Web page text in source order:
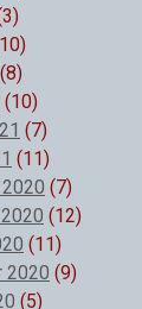
(8)
(10)
(7)
(11)
(7)
(12)
(11)
2020 (9)
(5)